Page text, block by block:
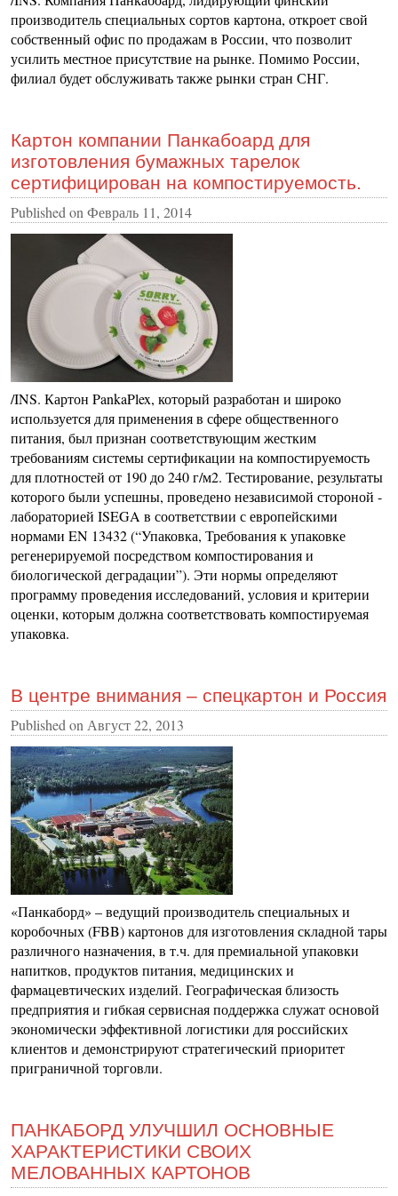
производитель специальных сортов картона, откроет свой
собственный офис по продажам в России, что позволит
усилить местное присутствие на рынке. Помимо России,
филиал будет обслуживать также рынки стран СНГ.
Картон компании Панкабоард для
изготовления бумажных тарелок
сертифицирован на компостируемость.
Published on Февраль 11, 2014
/INS. Картон PankaPlex, который разработан и широко
используется для применения в сфере общественного
питания, был признан соответствующим жестким
требованиям системы сертификации на компостируемость
для плотностей от 190 до 240 г/м2. Тестирование, результаты
которого были успешны, проведено независимой стороной -
лабораторией ISEGA в соответствии с европейскими
нормами EN 13432 (“Упаковка, Требования к упаковке
регенерируемой посредством компостирования и
биологической деградации”). Эти нормы определяют
программу проведения исследований, условия и критерии
оценки, которым должна соответствовать компостируемая
упаковка.
В центре внимания – спецкартон и Россия
Published on Август 22, 2013
«Панкаборд» – ведущий производитель специальных и
коробочных (FBB) картонов для изготовления складной тары
различного назначения, в т.ч. для премиальной упаковки
напитков, продуктов питания, медицинских и
фармацевтических изделий. Географическая близость
предприятия и гибкая сервисная поддержка служат основой
экономически эффективной логистики для российских
клиентов и демонстрируют стратегический приоритет
приграничной торговли.
ПАНКАБОРД УЛУЧШИЛ ОСНОВНЫЕ
ХАРАКТЕРИСТИКИ СВОИХ
МЕЛОВАННЫХ КАРТОНОВ